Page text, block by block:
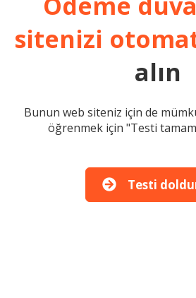
sitenizi
alın
Bunun web siteniz için de
öğrenmek için "Testi
Testi